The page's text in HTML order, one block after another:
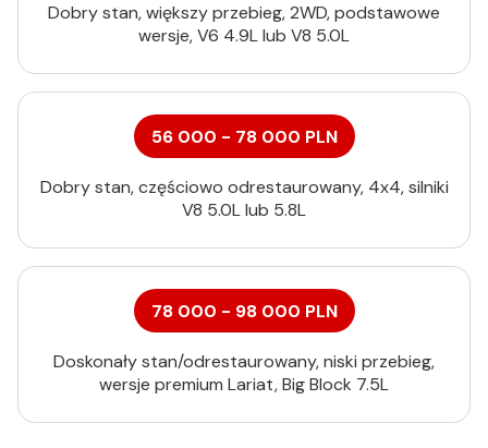
Dobry stan, większy przebieg, 2WD, podstawowe
wersje, V6 4.9L lub V8 5.0L
56 000 - 78 000 PLN
Dobry stan, częściowo odrestaurowany, 4x4, silniki
V8 5.0L lub 5.8L
78 000 - 98 000 PLN
Doskonały stan/odrestaurowany, niski przebieg,
wersje premium Lariat, Big Block 7.5L